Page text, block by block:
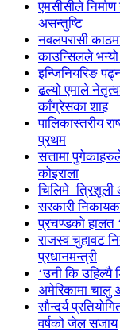
एमसीसीले
असन्तुष्टि
नवलपरासी
काउन्सिलले भन्यो
इन्जिनियरिङ
ढल्यो एमाले
काँग्रेसका शाह
पालिकास्तरीय
प्रथम
सत्तामा
कोइराला
सरकारी
प्रचण्डको हालत
राजस्व चुहावट
प्रधानमन्त्री
‘उनी कि उहिल्यै
अमेरिकामा चालु
सौन्दर्य
वर्षको जेल सजाय